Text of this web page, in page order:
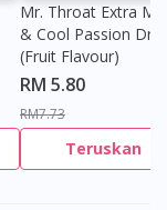
Mr. Throat Extra
& Cool Passion
(Fruit Flavour)
RM 5.80
RM7.73
Teruskan